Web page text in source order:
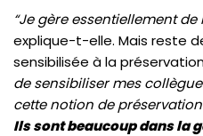
“Je gère essentiellement
explique-t-elle. Mais reste
sensibilisée à la
de sensibiliser mes
cette notion de
Ils sont beaucoup dans la